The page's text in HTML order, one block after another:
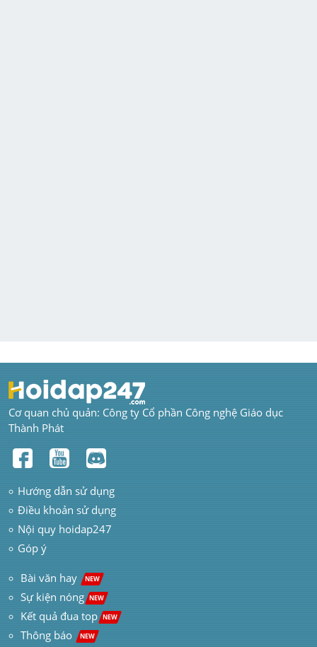
Cơ quan chủ quản: Công ty Cổ phần Công nghệ Giáo dục
Thành Phát
Hướng dẫn sử dụng
Điều khoản sử dụng
Nội quy hoidap247
Góp ý
Bài văn hay NEW
Sự kiện nóng NEW
Kết quả đua top NEW
Thông báo NEW